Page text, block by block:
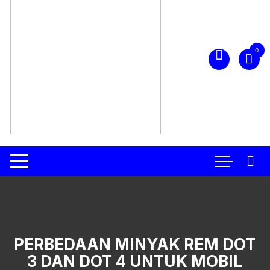
0
PERBEDAAN MINYAK REM DOT
3 DAN DOT 4 UNTUK MOBIL